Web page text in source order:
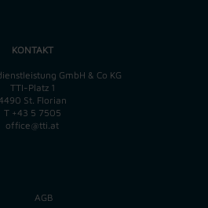
KONTAKT
GmbH & Co KG
TTI-Platz 1
4490 St. Florian
T +43 5 7505
office@tti.at
AGB